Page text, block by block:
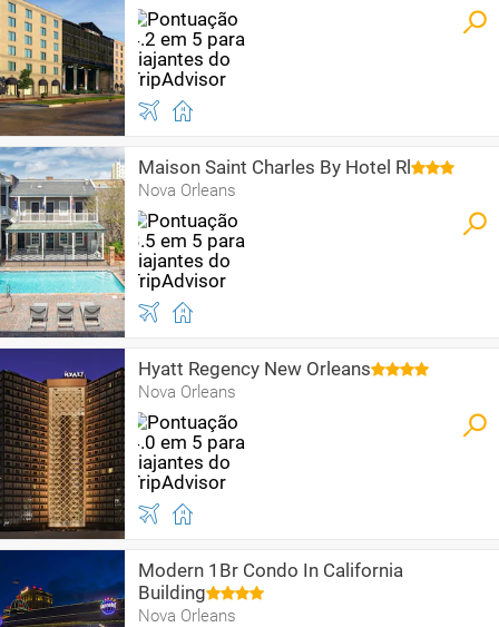
Maison Saint Charles By Hotel Rl
Nova Orleans
Hyatt Regency New Orleans
Nova Orleans
Modern 1Br Condo In California
Building
Nova Orleans